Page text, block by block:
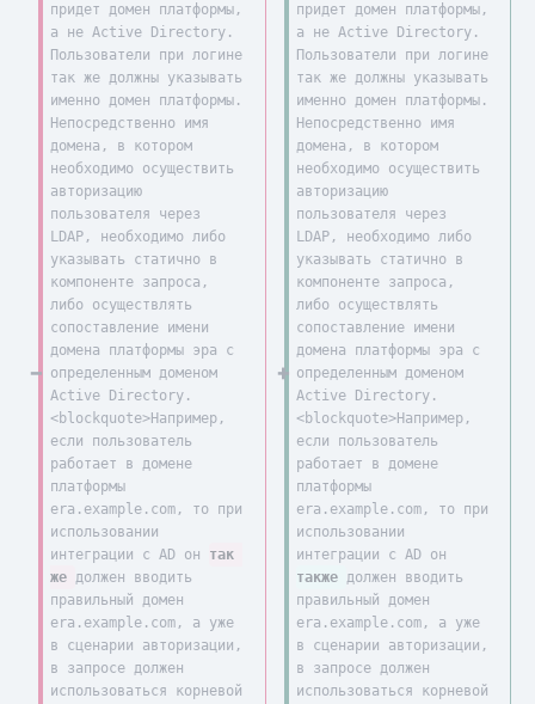
придет домен платформы,
а не Active Directory.
Пользователи при логине
так же должны указывать
именно домен платформы.
Непосредственно имя
домена, в котором
необходимо осуществить
авторизацию
пользователя через
LDAP, необходимо либо
указывать статично в
компоненте запроса,
либо осуществлять
сопоставление имени
домена платформы эра с
определенным доменом
Active Directory.
<blockquote>Например,
если пользователь
работает в домене
платформы
era.example.com, то при
использовании
интеграции с AD он так
же должен вводить
правильный домен
era.example.com, а уже
в сценарии авторизации,
в запросе должен
использоваться корневой
придет домен платформы,
а не Active Directory.
Пользователи при логине
так же должны указывать
именно домен платформы.
Непосредственно имя
домена, в котором
необходимо осуществить
авторизацию
пользователя через
LDAP, необходимо либо
указывать статично в
компоненте запроса,
либо осуществлять
сопоставление имени
домена платформы эра с
определенным доменом
Active Directory.
<blockquote>Например,
если пользователь
работает в домене
платформы
era.example.com, то при
использовании
интеграции с AD он
также должен вводить
правильный домен
era.example.com, а уже
в сценарии авторизации,
в запросе должен
использоваться корневой